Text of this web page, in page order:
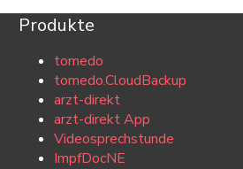
Produkte
tomedo
tomedo.CloudBackup
arzt-direkt
arzt-direkt App
Videosprechstunde
ImpfDocNE